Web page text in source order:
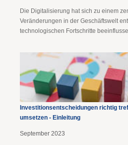
Die Digitalisierung hat sich zu einem
Veränderungen in der Geschäftswelt
technologischen Fortschritte
Investitionsentscheidungen richtig
umsetzen - Einleitung
September 2023